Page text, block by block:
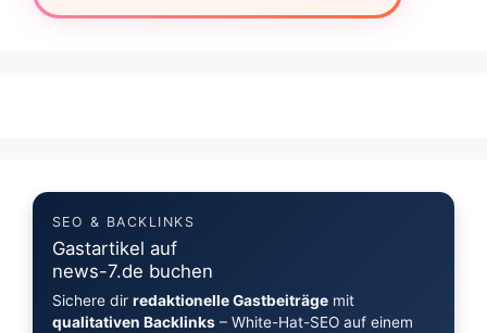
SEO & BACKLINKS
Gastartikel auf
news-7.de buchen
Sichere dir redaktionelle Gastbeiträgemit
qualitativen Backlinks– White-Hat-SEO auf einem